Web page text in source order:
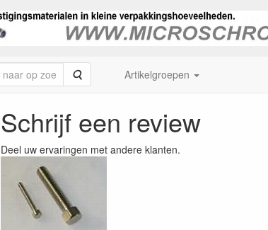
Zoeken Artikelgroepen
Schrijf een review
Deel uw ervaringen met andere klanten.